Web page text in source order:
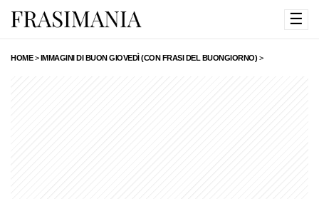
☰
HOME>IMMAGINI DI BUON GIOVEDÌ (CON FRASI DEL BUONGIORNO) >